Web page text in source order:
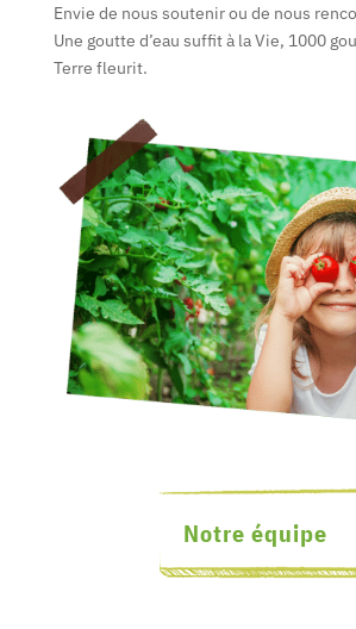
Envie de nous soutenir ou de nous
Une goutte d’eau suffit à la Vie, 1000
Terre fleurit.
Notre équipe